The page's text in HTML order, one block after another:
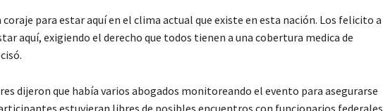
coraje para estar aquí en el clima actual que existe en esta nación. Los felicito a
aquí, exigiendo el derecho que todos tienen a una cobertura medica de
dijeron que había varios abogados monitoreando el evento para asegurarse
estuvieran libres de posibles encuentros con funcionarios federales